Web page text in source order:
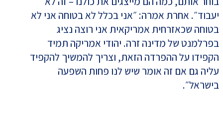
יעבוד״. אחרת אמרה: ״אני בכלל לא בטוחה אני לא
בטוחה שכאזרחית אמריקאית אני רוצה נציג
בפרלמנט של מדינה זרה. יהודי אמריקה תמיד
הקפידו על ההפרדה הזאת, וצריך להמשיך להקפיד
עליה גם אם זה אומר שיש לנו פחות השפעה
בישראל״.